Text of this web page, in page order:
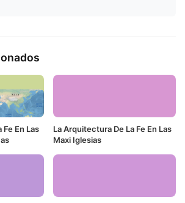
En Las
La Arquitectura De La Fe En Las
Maxi Iglesias